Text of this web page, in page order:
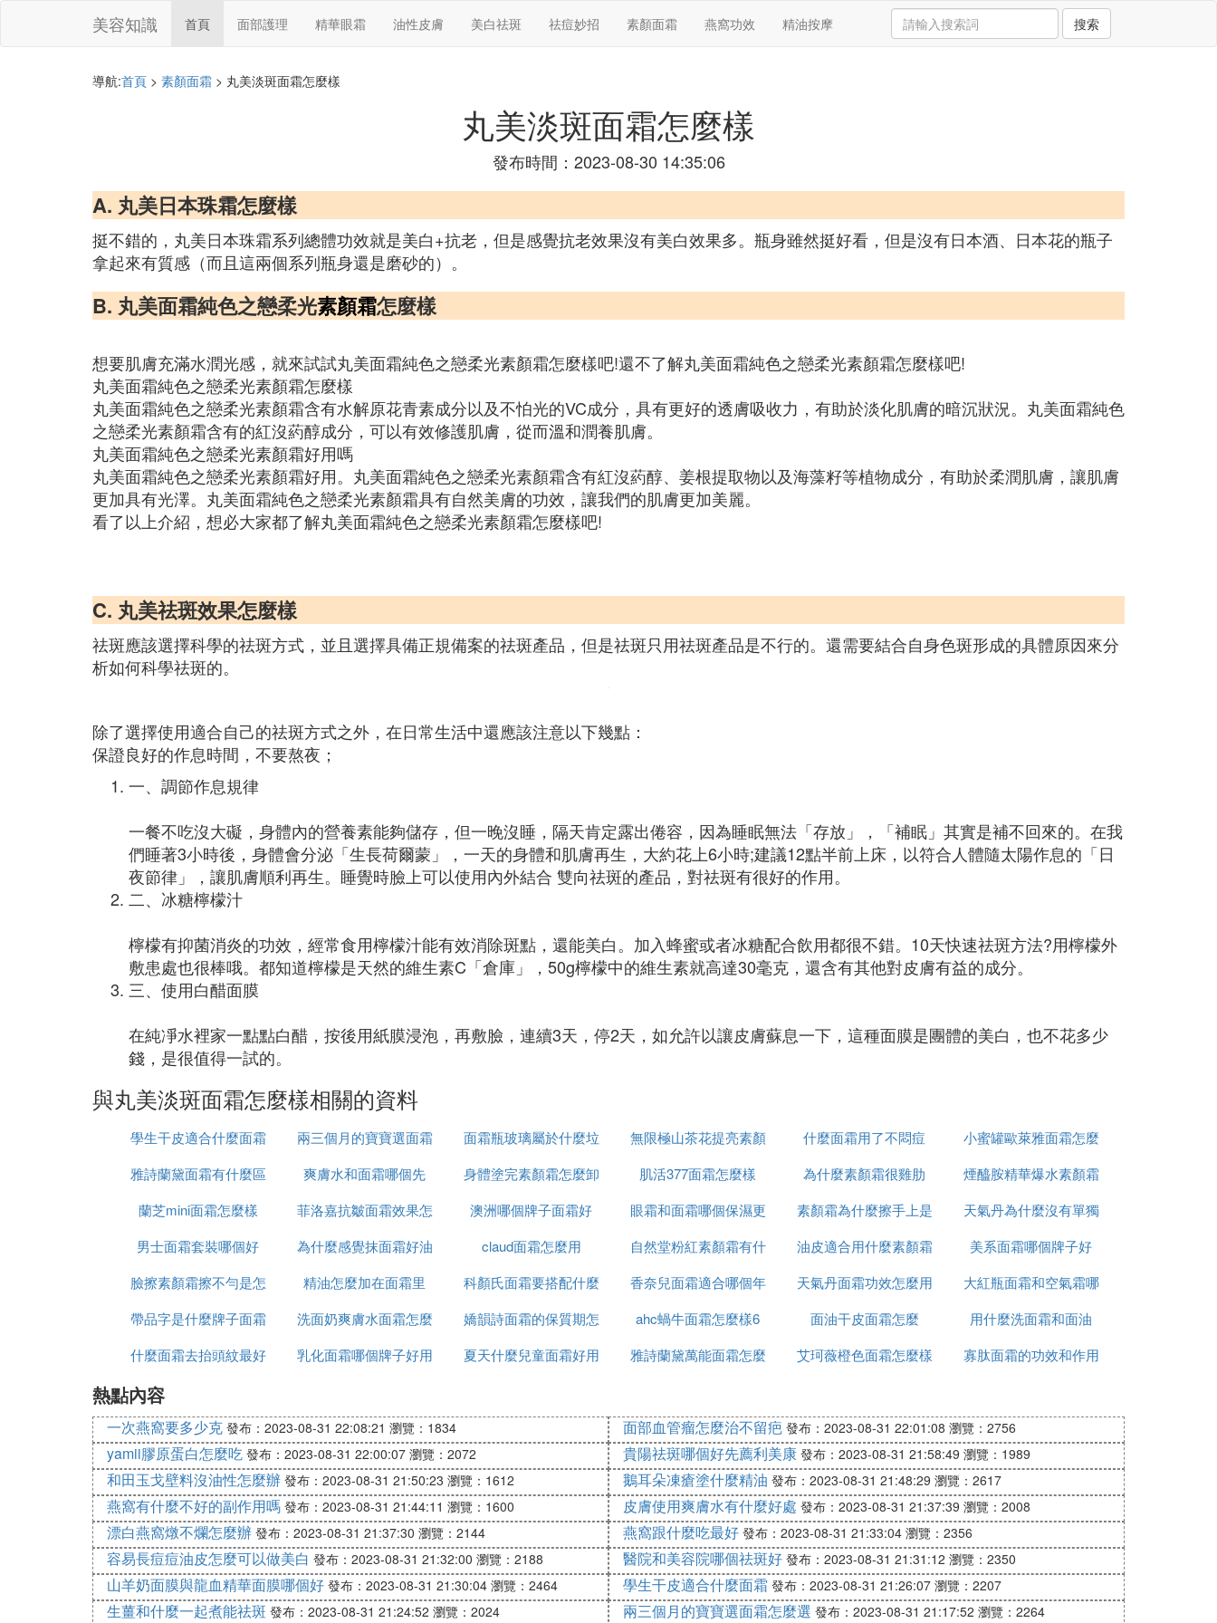
美容知識 首頁 面部護理 精華眼霜 油性皮膚 美白祛斑 祛痘妙招 素顏面霜 燕窩功效 精油按摩 搜索
導航:首頁 > 素顏面霜 > 丸美淡斑面霜怎麼樣
丸美淡斑面霜怎麼樣
發布時間：2023-08-30 14:35:06
A. 丸美日本珠霜怎麼樣
挺不錯的，丸美日本珠霜系列總體功效就是美白+抗老，但是感覺抗老效果沒有美白效果多。瓶身雖然挺好看，但是沒有日本酒、日本花的瓶子
拿起來有質感（而且這兩個系列瓶身還是磨砂的）。
B. 丸美面霜純色之戀柔光素顏霜怎麼樣
想要肌膚充滿水潤光感，就來試試丸美面霜純色之戀柔光素顏霜怎麼樣吧!還不了解丸美面霜純色之戀柔光素顏霜怎麼樣吧!
丸美面霜純色之戀柔光素顏霜怎麼樣
丸美面霜純色之戀柔光素顏霜含有水解原花青素成分以及不怕光的VC成分，具有更好的透膚吸收力，有助於淡化肌膚的暗沉狀況。丸美面霜純色
之戀柔光素顏霜含有的紅沒葯醇成分，可以有效修護肌膚，從而溫和潤養肌膚。
丸美面霜純色之戀柔光素顏霜好用嗎
丸美面霜純色之戀柔光素顏霜好用。丸美面霜純色之戀柔光素顏霜含有紅沒葯醇、姜根提取物以及海藻籽等植物成分，有助於柔潤肌膚，讓肌膚
更加具有光澤。丸美面霜純色之戀柔光素顏霜具有自然美膚的功效，讓我們的肌膚更加美麗。
看了以上介紹，想必大家都了解丸美面霜純色之戀柔光素顏霜怎麼樣吧!
C. 丸美祛斑效果怎麼樣
祛斑應該選擇科學的祛斑方式，並且選擇具備正規備案的祛斑產品，但是祛斑只用祛斑產品是不行的。還需要結合自身色斑形成的具體原因來分
析如何科學祛斑的。
除了選擇使用適合自己的祛斑方式之外，在日常生活中還應該注意以下幾點：
保證良好的作息時間，不要熬夜；
一、調節作息規律
一餐不吃沒大礙，身體內的營養素能夠儲存，但一晚沒睡，隔天肯定露出倦容，因為睡眠無法「存放」，「補眠」其實是補不回來的。在我
們睡著3小時後，身體會分泌「生長荷爾蒙」，一天的身體和肌膚再生，大約花上6小時;建議12點半前上床，以符合人體隨太陽作息的「日
夜節律」，讓肌膚順利再生。睡覺時臉上可以使用內外結合 雙向祛斑的產品，對祛斑有很好的作用。
二、冰糖檸檬汁
檸檬有抑菌消炎的功效，經常食用檸檬汁能有效消除斑點，還能美白。加入蜂蜜或者冰糖配合飲用都很不錯。10天快速祛斑方法?用檸檬外
敷患處也很棒哦。都知道檸檬是天然的維生素C「倉庫」，50g檸檬中的維生素就高達30毫克，還含有其他對皮膚有益的成分。
三、使用白醋面膜
在純凈水裡家一點點白醋，按後用紙膜浸泡，再敷臉，連續3天，停2天，如允許以讓皮膚蘇息一下，這種面膜是團體的美白，也不花多少
錢，是很值得一試的。
與丸美淡斑面霜怎麼樣相關的資料
學生干皮適合什麼面霜
兩三個月的寶寶選面霜
怎麼選
面霜瓶玻璃屬於什麼垃
圾
無限極山茶花提亮素顏
霜怎麼樣
什麼面霜用了不悶痘
小蜜罐歐萊雅面霜怎麼
用
雅詩蘭黛面霜有什麼區
別
爽膚水和面霜哪個先
身體塗完素顏霜怎麼卸
妝
肌活377面霜怎麼樣 為什麼素顏霜很雞肋
煙醯胺精華爆水素顏霜
怎麼用
蘭芝mini面霜怎麼樣
菲洛嘉抗皺面霜效果怎
麼樣
澳洲哪個牌子面霜好
眼霜和面霜哪個保濕更
好
素顏霜為什麼擦手上是
白渣
天氣丹為什麼沒有單獨
面霜
男士面霜套裝哪個好 為什麼感覺抹面霜好油 claud面霜怎麼用
自然堂粉紅素顏霜有什
麼功效
油皮適合用什麼素顏霜
和氣墊
美系面霜哪個牌子好
臉擦素顏霜擦不勻是怎
麼回事啊
精油怎麼加在面霜里
科顏氏面霜要搭配什麼
用
香奈兒面霜適合哪個年
齡段
天氣丹面霜功效怎麼用
大紅瓶面霜和空氣霜哪
個好
帶品字是什麼牌子面霜
洗面奶爽膚水面霜怎麼
用法
嬌韻詩面霜的保質期怎
麼看
ahc蝸牛面霜怎麼樣6 面油干皮面霜怎麼
用什麼洗面霜和面油
什麼面霜去抬頭紋最好
乳化面霜哪個牌子好用 夏天什麼兒童面霜好用
雅詩蘭黛萬能面霜怎麼
艾珂薇橙色面霜怎麼樣
寡肽面霜的功效和作用
熱點內容
一次燕窩要多少克 發布：2023-08-31 22:08:21 瀏覽：1834 面部血管瘤怎麼治不留疤 發布：2023-08-31 22:01:08 瀏覽：2756
yamii膠原蛋白怎麼吃 發布：2023-08-31 22:00:07 瀏覽：2072 貴陽祛斑哪個好先薦利美康 發布：2023-08-31 21:58:49 瀏覽：1989
和田玉戈壁料沒油性怎麼辦 發布：2023-08-31 21:50:23 瀏覽：1612 鵝耳朵凍瘡塗什麼精油 發布：2023-08-31 21:48:29 瀏覽：2617
燕窩有什麼不好的副作用嗎 發布：2023-08-31 21:44:11 瀏覽：1600 皮膚使用爽膚水有什麼好處 發布：2023-08-31 21:37:39 瀏覽：2008
漂白燕窩燉不爛怎麼辦 發布：2023-08-31 21:37:30 瀏覽：2144 燕窩跟什麼吃最好 發布：2023-08-31 21:33:04 瀏覽：2356
容易長痘痘油皮怎麼可以做美白 發布：2023-08-31 21:32:00 瀏覽：2188 醫院和美容院哪個祛斑好 發布：2023-08-31 21:31:12 瀏覽：2350
山羊奶面膜與龍血精華面膜哪個好 發布：2023-08-31 21:30:04 瀏覽：2464 學生干皮適合什麼面霜 發布：2023-08-31 21:26:07 瀏覽：2207
生薑和什麼一起煮能祛斑 發布：2023-08-31 21:24:52 瀏覽：2024 兩三個月的寶寶選面霜怎麼選 發布：2023-08-31 21:17:52 瀏覽：2264